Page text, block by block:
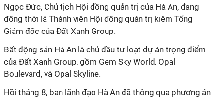
Ngọc Đức, Chủ tịch Hội đồng quản trị của Hà An, đang
đồng thời là Thành viên Hội đồng quản trị kiêm Tổng
Giám đốc của Đất Xanh Group.
Bất động sản Hà An là chủ đầu tư loạt dự án trọng điểm
của Đất Xanh Group, gồm Gem Sky World, Opal
Boulevard, và Opal Skyline.
Hồi tháng 8, ban lãnh đạo Hà An đã thông qua phương án